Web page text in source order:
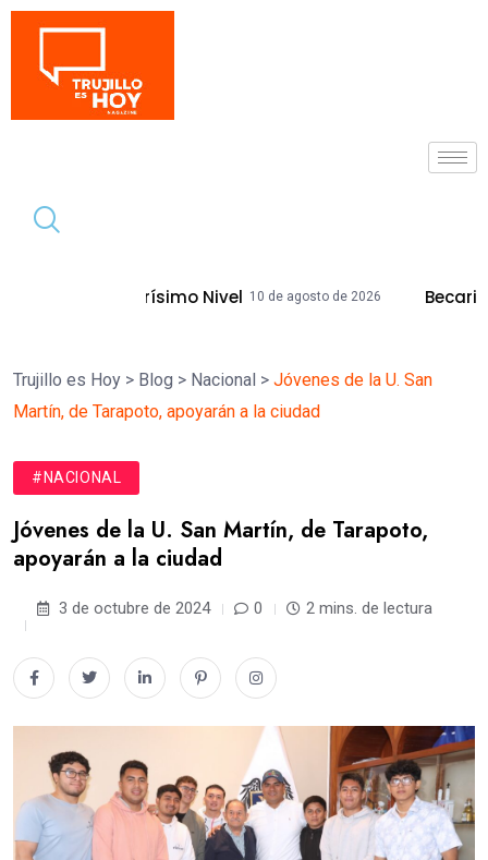
10 de agosto de 2026 Becaria Promueve Centro
Trujillo es Hoy > Blog > Nacional > Jóvenes de la U. San
Martín, de Tarapoto, apoyarán a la ciudad
#NACIONAL
Jóvenes de la U. San Martín, de Tarapoto,
apoyarán a la ciudad
3 de octubre de 2024 0 2 mins. de lectura